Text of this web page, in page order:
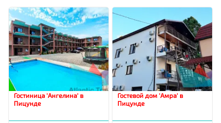
Гостиница 'Ангелина' в
Пицунде
Гостевой дом 'Амра' в
Пицунде